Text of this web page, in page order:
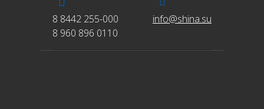
8 8442 255-000
8 960 896 0110
info@shina.su